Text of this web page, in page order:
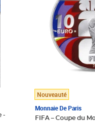
-
Nouveauté
Monnaie De Paris
FIFA – Coupe du